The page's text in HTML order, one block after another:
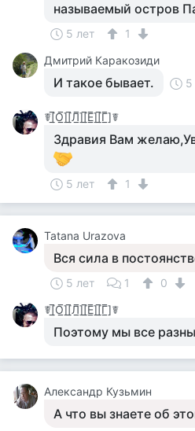
называемый остров
5 лет
1
Дмитрий Каракозиди
И такое бывает. 5
☤[̲̅О̲̅][̲̅Л̲̅][̲̅Е̲̅][̲̅Г̲̅]☤
Здравия Вам
5 лет 1
Tatana Urazova
Вся сила в
5 лет 1
0
☤[̲̅О̲̅][̲̅Л̲̅][̲̅Е̲̅][̲̅Г̲̅]☤
Поэтому мы все
Aлександр Кузьмин
А что вы знаете об